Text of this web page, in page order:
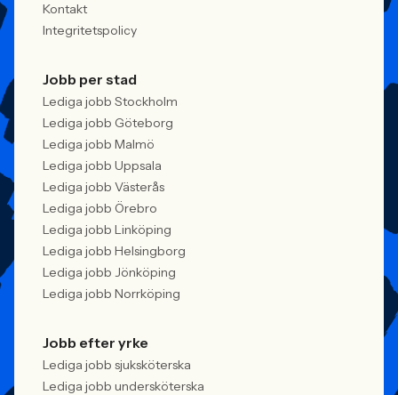
Kontakt
Integritetspolicy
Jobb per stad
Lediga jobb Stockholm
Lediga jobb Göteborg
Lediga jobb Malmö
Lediga jobb Uppsala
Lediga jobb Västerås
Lediga jobb Örebro
Lediga jobb Linköping
Lediga jobb Helsingborg
Lediga jobb Jönköping
Lediga jobb Norrköping
Jobb efter yrke
Lediga jobb sjuksköterska
Lediga jobb undersköterska